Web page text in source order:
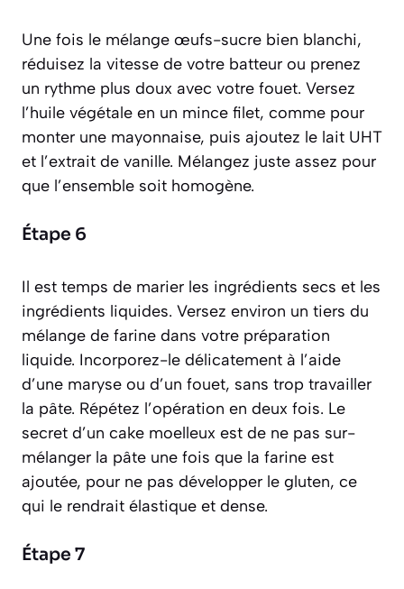
Une fois le mélange œufs-sucre bien blanchi,
réduisez la vitesse de votre batteur ou prenez
un rythme plus doux avec votre fouet. Versez
l’huile végétale en un mince filet, comme pour
monter une mayonnaise, puis ajoutez le lait UHT
et l’extrait de vanille. Mélangez juste assez pour
que l’ensemble soit homogène.
Étape 6
Il est temps de marier les ingrédients secs et les
ingrédients liquides. Versez environ un tiers du
mélange de farine dans votre préparation
liquide. Incorporez-le délicatement à l’aide
d’une maryse ou d’un fouet, sans trop travailler
la pâte. Répétez l’opération en deux fois. Le
secret d’un cake moelleux est de ne pas sur-
mélanger la pâte une fois que la farine est
ajoutée, pour ne pas développer le gluten, ce
qui le rendrait élastique et dense.
Étape 7